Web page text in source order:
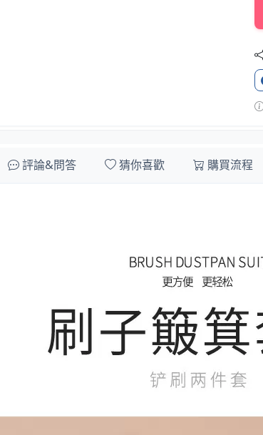
評論&問答 猜你喜歡 購買流程